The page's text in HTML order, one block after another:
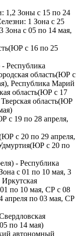
1,2 Зоны с 15 по 24
1 Зона с 25
Зона с 05 по 14 мая,
с 16 по 25
Республика
область(ЮР с
Республика Марий
область(ЮР с 17
область(ЮР
с 19 по 28 апреля,
с 20 по 29 апреля,
с 20 по
- Республика
с 01 по 10 мая, 3
по 10 мая, СР с 08
апреля по 03 мая, СР
по 14 мая)
автономный